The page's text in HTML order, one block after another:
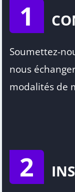
1
Soumettez-
nous
modalités de
2